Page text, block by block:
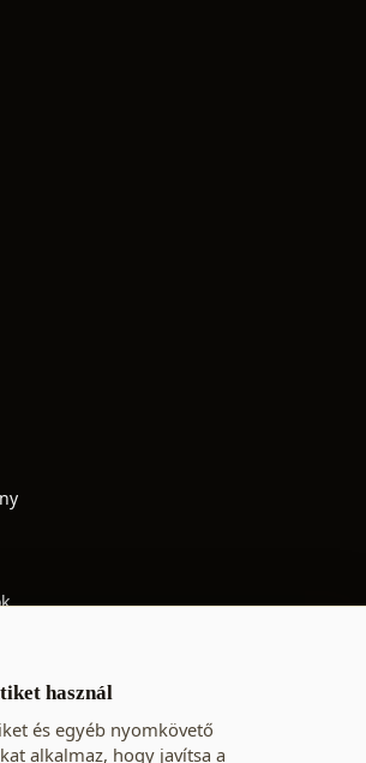
használ
és egyéb nyomkövető
alkalmaz, hogy javítsa a